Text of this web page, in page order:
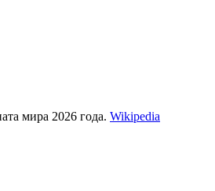
мира 2026 года. Wikipedia